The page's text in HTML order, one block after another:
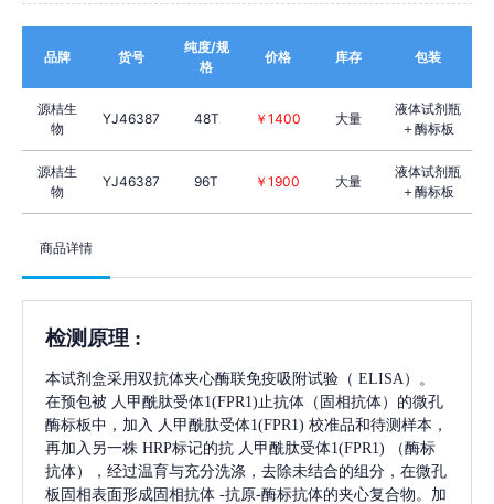
品牌 货号
纯度/规
格
价格 库存 包装
源桔生
物
YJ46387 48T ￥1400 大量
液体试剂瓶
＋酶标板
源桔生
物
YJ46387 96T ￥1900 大量
液体试剂瓶
＋酶标板
商品详情
检测原理 :
本试剂盒采用双抗体夹心酶联免疫吸附试验（ ELISA）。
在预包被 人甲酰肽受体1(FPR1) 止抗体（固相抗体）的微孔
酶标板中，加入
人甲酰肽受体1(FPR1) 校准品和待测样本，
再加入另一株 HRP标记的抗 人甲酰肽受体1(FPR1)
（酶标
抗体），经过温育与充分洗涤，去除未结合的组分，在微孔
板固相表面形成固相抗体 -抗原-酶标抗体的夹心复合物。加